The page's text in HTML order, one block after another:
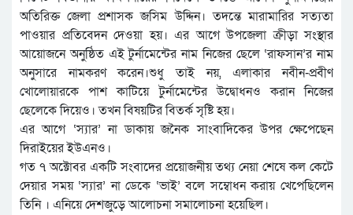
অতিরিক্ত জেলা প্রশাসক জসিম উদ্দিন। তদন্তে মারামারির সত্যতা
পাওয়ার প্রতিবেদন দেওয়া হয়। এর আগে উপজেলা ক্রীড়া সংস্থার
আয়োজনে অনুষ্ঠিত এই টুর্নামেন্টের নাম নিজের ছেলে ‘রাফসান’র নাম
অনুসারে নামকরণ করেন।শুধু তাই নয়, এলাকার নবীন-প্রবীণ
খোলোয়ারকে পাশ কাটিয়ে টুর্নামেন্টের উদ্বোধনও করান নিজের
ছেলেকে দিয়েও। তখন বিষয়টির বিতর্ক সৃষ্টি হয়।
এর অাগে ‘স্যার’ না ডাকায় জনৈক সাংবাদিকের উপর ক্ষেপেছেন
দিরাইয়ের ইউএনও।
গত ৭ অক্টোবর একটি সংবাদের প্রয়োজনীয় তথ্য নেয়া শেষে কল কেটে
দেয়ার সময় ‘স্যার’ না ডেকে ‘ভাই’ বলে সম্বোধন করায় খেপেছিলেন
তিনি । এনিয়ে দেশজুড়ে আলোচনা সমালোচনা হয়েছিল।